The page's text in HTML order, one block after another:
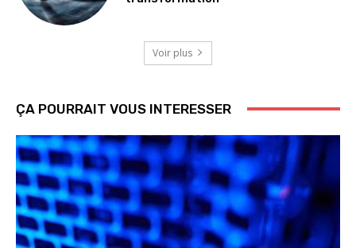
Voir plus
ÇA POURRAIT VOUS INTERESSER